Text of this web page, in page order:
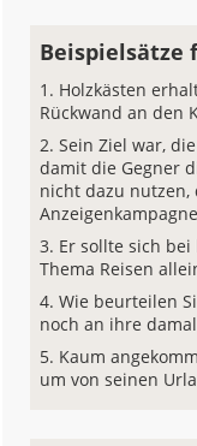
Beispielsätze
Holzkästen
Rückwand an den
Sein Ziel war,
damit die Gegner
nicht dazu nutzen,
Er sollte sich
Thema Reisen
Wie beurteilen
noch an ihre
Kaum
um von seinen